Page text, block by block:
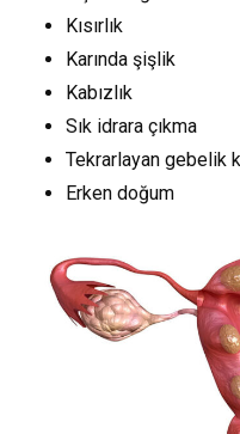
Kısırlık
Karında şişlik
Kabızlık
Sık idrara çıkma
Tekrarlayan gebelik
Erken doğum